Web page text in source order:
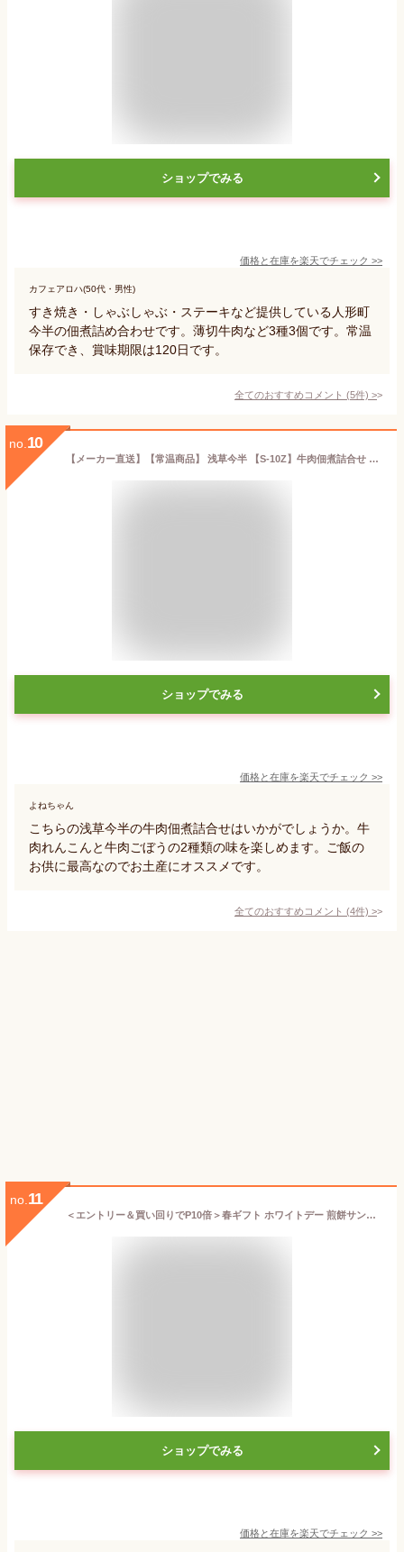
ショップでみる
価格と在庫を楽天でチェック >>
カフェアロハ(50代・男性)
すき焼き・しゃぶしゃぶ・ステーキなど提供している人形町
今半の佃煮詰め合わせです。薄切牛肉など3種3個です。常温
保存でき、賞味期限は120日です。
全てのおすすめコメント (5件) >
no. 10
【メーカー直送】【常温商品】 浅草今半 【S-10Z】牛肉佃煮詰合せ 東京 お土産 レトルト お惣菜 おつまみ 佃煮 牛肉 ごぼう れんこん セット グルメ お取り寄せ ギフト ご飯のおとも ご挨拶 お中元 お歳暮 母の日 父の日 お返し 手土産 お年賀 のし可
ショップでみる
価格と在庫を楽天でチェック >>
よねちゃん
こちらの浅草今半の牛肉佃煮詰合せはいかがでしょうか。牛
肉れんこんと牛肉ごぼうの2種類の味を楽しめます。ご飯の
お供に最高なのでお土産にオススメです。
全てのおすすめコメント (4件) >
no. 11
＜エントリー＆買い回りでP10倍＞春ギフト ホワイトデー 煎餅サンド 詰合せ 12個入 トーキョー煎餅【のし無料】【公式】2026 個包装 プチギフト お配り お取り寄せ プレゼント 高級 手土産
ショップでみる
価格と在庫を楽天でチェック >>